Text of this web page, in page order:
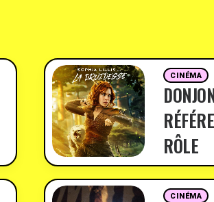
CINÉMA
RÔLE
CINÉMA